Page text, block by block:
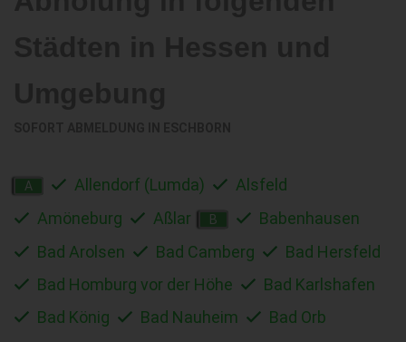
A Allendorf (Lumda)
Alsfeld
Amöneburg
Aßlar B
Babenhausen
Bad Arolsen
Bad Camberg
Bad Hersfeld
Bad Homburg vor der Höhe
Bad Karlshafen
Bad König
Bad Nauheim
Bad Orb